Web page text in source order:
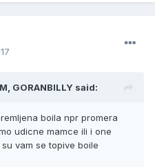
GORANBILLY said:
boila npr promera
udicne mamce ili i one
vam se topive boile